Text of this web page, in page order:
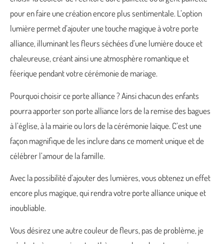
pour en faire une création encore plus sentimentale. L’option
lumière permet d’ajouter une touche magique à votre porte
alliance, illuminant les fleurs séchées d’une lumière douce et
chaleureuse, créant ainsi une atmosphère romantique et
féerique pendant votre cérémonie de mariage.
Pourquoi choisir ce porte alliance ? Ainsi chacun des enfants
pourra apporter son porte alliance lors de la remise des bagues
à l’église, à la mairie ou lors de la cérémonie laïque. C’est une
façon magnifique de les inclure dans ce moment unique et de
célébrer l’amour de la famille.
Avec la possibilité d’ajouter des lumières, vous obtenez un effet
encore plus magique, qui rendra votre porte alliance unique et
inoubliable.
Vous désirez une autre couleur de fleurs, pas de problème, je